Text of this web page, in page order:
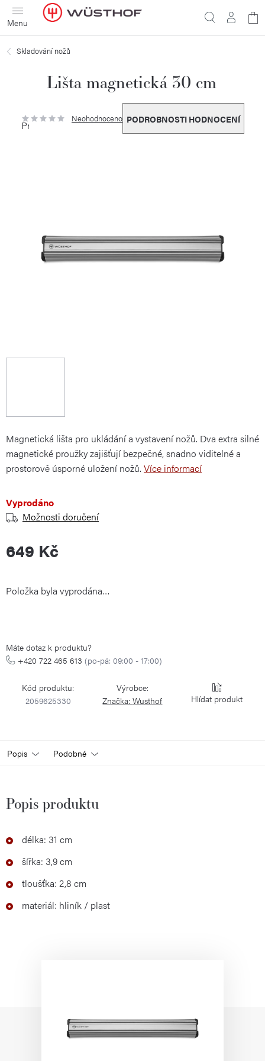
Přejít
na
obsah
Skladování nožů
Lišta magnetická 30 cm
Průměrné
hodnocení
Neohodnoceno PODROBNOSTI HODNOCENÍ
Magnetická lišta pro ukládání a vystavení nožů. Dva extra silné
magnetické proužky zajišťují bezpečné, snadno viditelné a
prostorově úsporné uložení nožů. Více informací
Vyprodáno
Možnosti doručení
649 Kč
Měrná
Položka byla vyprodána…
Máte dotaz k produktu?
+420 722 465 613 (po-pá: 09:00 - 17:00)
Kód produktu:
2059625330
Výrobce:
Značka:Wusthof Hlídat
Popis Podobné
Popis produktu
délka: 31 cm
šířka: 3,9 cm
tloušťka: 2,8 cm
materiál: hliník / plast